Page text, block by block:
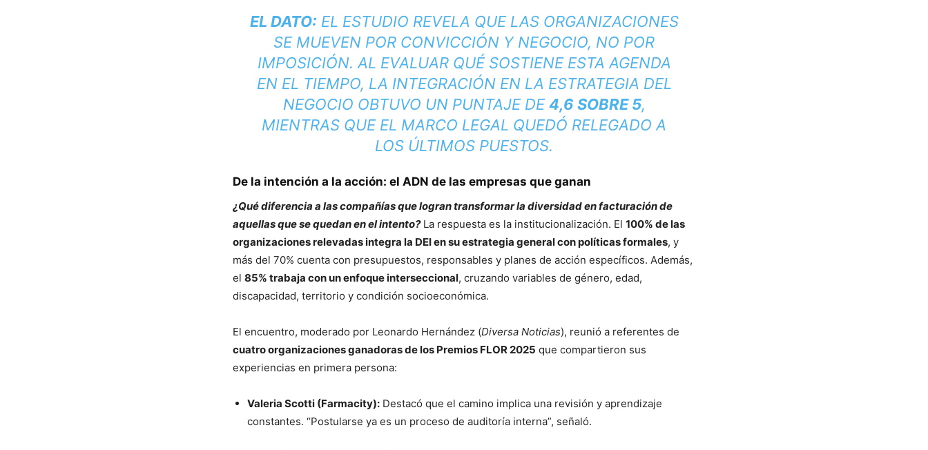
EL DATO: EL ESTUDIO REVELA QUE LAS ORGANIZACIONES
SE MUEVEN POR CONVICCIÓN Y NEGOCIO, NO POR
IMPOSICIÓN. AL EVALUAR QUÉ SOSTIENE ESTA AGENDA
EN EL TIEMPO, LA INTEGRACIÓN EN LA ESTRATEGIA DEL
NEGOCIO OBTUVO UN PUNTAJE DE4,6 SOBRE 5,
MIENTRAS QUE EL MARCO LEGAL QUEDÓ RELEGADO A
LOS ÚLTIMOS PUESTOS.
De la intención a la acción: el ADN de las empresas que ganan
¿Qué diferencia a las compañías que logran transformar la diversidad en facturación de
aquellas que se quedan en el intento?La respuesta es la institucionalización. El 100% de las
organizaciones relevadas integra la DEI en su estrategia general con políticas formales, y
más del 70% cuenta con presupuestos, responsables y planes de acción específicos. Además,
el 85% trabaja con un enfoque interseccional, cruzando variables de género, edad,
discapacidad, territorio y condición socioeconómica.
El encuentro, moderado por Leonardo Hernández (Diversa Noticias), reunió a referentes de
cuatro organizaciones ganadoras de los Premios FLOR 2025 que compartieron sus
experiencias en primera persona:
Valeria Scotti (Farmacity): Destacó que el camino implica una revisión y aprendizaje
constantes. “Postularse ya es un proceso de auditoría interna”, señaló.